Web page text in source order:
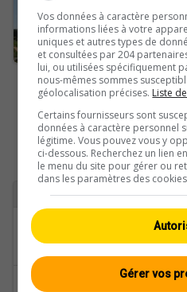
Les Bois
Les-Murs-Golf-Club-
Retour à
Catégories
Fribourg / Jura
Régions
Vos données à caractère
informations liées à votre
uniques et autres types de
et consultées par 204
lui, ou utilisées spécifiquement
nous-mêmes sommes
géolocalisation précises. Liste
Certains fournisseurs sont
données à caractère personnel
légitime. Vous pouvez vous y
ci-dessous. Recherchez un lien
le menu du site pour gérer ou
dans les paramètres des
Gérer vos